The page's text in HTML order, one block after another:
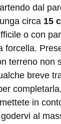
dal
circa 15
o con
forcella.
terreno non
breve
in
al